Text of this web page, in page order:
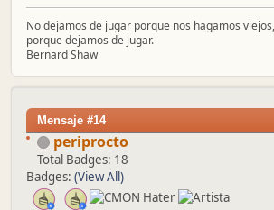
No dejamos de jugar porque nos hagamos
porque dejamos de jugar.
Bernard Shaw
Mensaje #14
periprocto
Total Badges: 18
Badges: (View All)